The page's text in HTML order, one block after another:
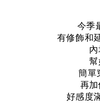
今季
有修飾和
簡單
再
好感度